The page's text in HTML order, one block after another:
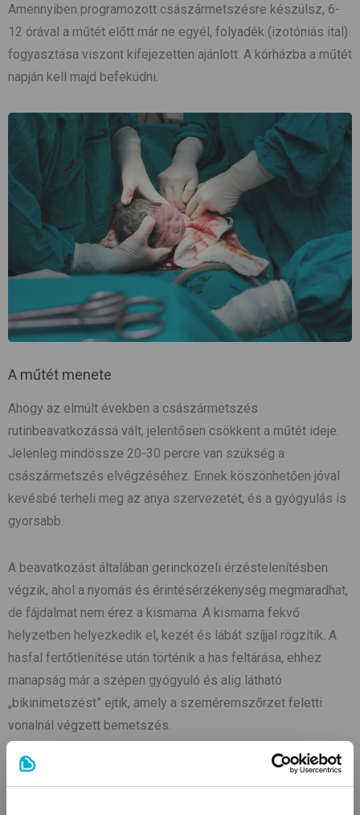
Amennyiben programozott császármetszésre készülsz, 6-
12 órával a műtét előtt már ne egyél, folyadék (izotóniás ital)
fogyasztása viszont kifejezetten ajánlott. A kórházba a műtét
napján kell majd befeküdni.
A műtét menete
Ahogy az elmúlt években a császármetszés
rutinbeavatkozássá vált, jelentősen csökkent a műtét ideje.
Jelenleg mindössze 20-30 percre van szükség a
császármetszés elvégzéséhez. Ennek köszönhetően jóval
kevésbé terheli meg az anya szervezetét, és a gyógyulás is
gyorsabb.
A beavatkozást általában gerincközeli érzéstelenítésben
végzik, ahol a nyomás és érintésérzékenység megmaradhat,
de fájdalmat nem érez a kismama. A kismama fekvő
helyzetben helyezkedik el, kezét és lábát szíjjal rögzítik. A
hasfal fertőtlenítése után történik a has feltárása, ehhez
manapság már a szépen gyógyuló és alig látható
„bikinimetszést” ejtik, amely a szeméremszőrzet feletti
vonalnál végzett bemetszés.
Először a bőrön és a hasi zsírrétegen ejtenek vágást. A